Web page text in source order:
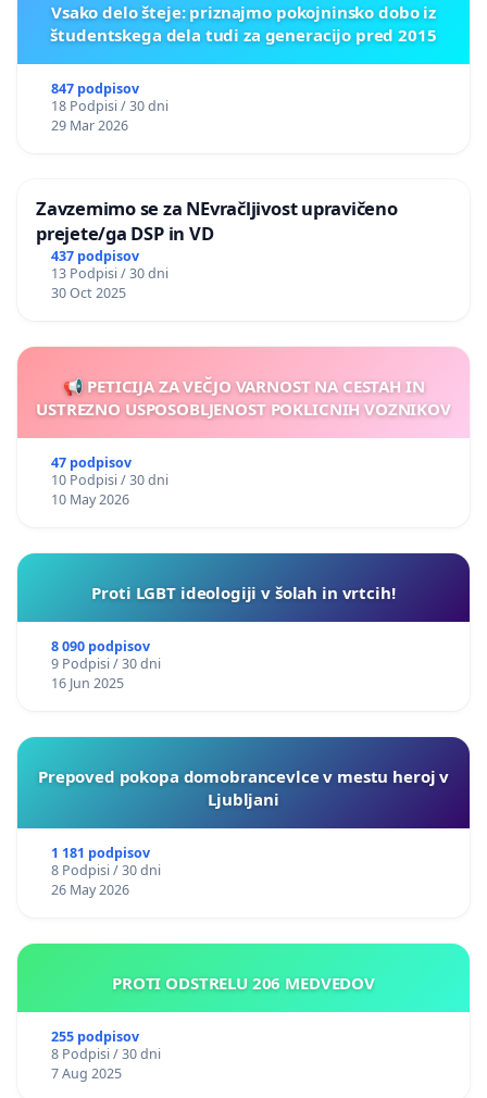
Vsako delo šteje: priznajmo pokojninsko dobo iz
študentskega dela tudi za generacijo pred 2015
847 podpisov
18 Podpisi / 30 dni
29 Mar 2026
Zavzemimo se za NEvračljivost upravičeno
prejete/ga DSP in VD
437 podpisov
13 Podpisi / 30 dni
30 Oct 2025
📢 PETICIJA ZA VEČJO VARNOST NA CESTAH IN
USTREZNO USPOSOBLJENOST POKLICNIH VOZNIKOV
47 podpisov
10 Podpisi / 30 dni
10 May 2026
Proti LGBT ideologiji v šolah in vrtcih!
8 090 podpisov
9 Podpisi / 30 dni
16 Jun 2025
Prepoved pokopa domobrancevlce v mestu heroj v
Ljubljani
1 181 podpisov
8 Podpisi / 30 dni
26 May 2026
PROTI ODSTRELU 206 MEDVEDOV
255 podpisov
8 Podpisi / 30 dni
7 Aug 2025